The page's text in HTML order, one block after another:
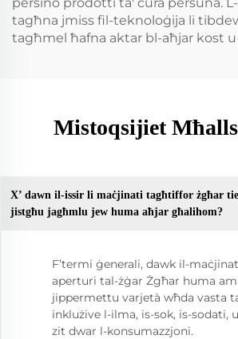
persino prodotti ta' cura persuna.
tagħna jmiss fil-teknoloġija li
tagħmel ħafna aktar bl-aħjar kost u
Mistoqsijiet
X’ dawn il-issir li maċjinati tagħtiffor żgħar
jistgħu jagħmlu jew huma aħjar għalihom?
F’termi ġenerali, dawk il-
aperturi tal-żġar Żgħar huma
jippermettu varjetà wħda vasta
inklużive l-ilma, is-sok, is-sodati,
zit dwar l-konsumazzjoni.